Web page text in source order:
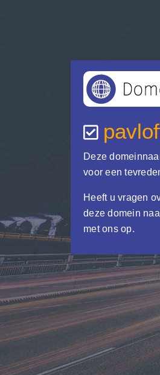
Deze
voor een
Heeft u vragen
deze domein
met ons op.